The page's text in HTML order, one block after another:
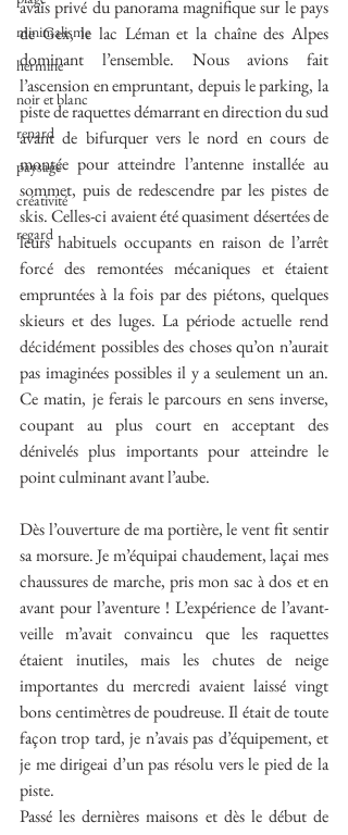
minimalisme
hermine
noir et blanc
renard
paysage
créativité
regard
avais privé du panorama magnifique sur le pays
de Gex, le lac Léman et la chaîne des Alpes
dominant l’ensemble. Nous avions fait
l’ascension en empruntant, depuis le parking, la
piste de raquettes démarrant en direction du sud
avant de bifurquer vers le nord en cours de
montée pour atteindre l’antenne installée au
sommet, puis de redescendre par les pistes de
skis. Celles-ci avaient été quasiment désertées de
leurs habituels occupants en raison de l’arrêt
forcé des remontées mécaniques et étaient
empruntées à la fois par des piétons, quelques
skieurs et des luges. La période actuelle rend
décidément possibles des choses qu’on n’aurait
pas imaginées possibles il y a seulement un an.
Ce matin, je ferais le parcours en sens inverse,
coupant au plus court en acceptant des
dénivelés plus importants pour atteindre le
point culminant avant l’aube.
Dès l’ouverture de ma portière, le vent fit sentir
sa morsure. Je m’équipai chaudement, laçai mes
chaussures de marche, pris mon sac à dos et en
avant pour l’aventure ! L’expérience de l’avant-
veille m’avait convaincu que les raquettes
étaient inutiles, mais les chutes de neige
importantes du mercredi avaient laissé vingt
bons centimètres de poudreuse. Il était de toute
façon trop tard, je n’avais pas d’équipement, et
je me dirigeai d’un pas résolu vers le pied de la
piste.
Passé les dernières maisons et dès le début de